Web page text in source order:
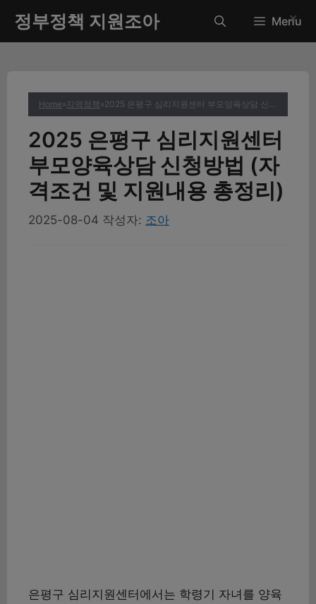
츠
정부정책 지원조아 Menu
Home»지역정책 » 2025 은평구 심리지원센터 부모양육상담 신청방법 (자격조건 및 지원내용 총정리)
2025 은평구 심리지원센터
부모양육상담 신청방법 (자
격조건 및 지원내용 총정리)
2025-08-04 작성자: 조아
은평구 심리지원센터에서는 학령기 자녀를 양육
✕